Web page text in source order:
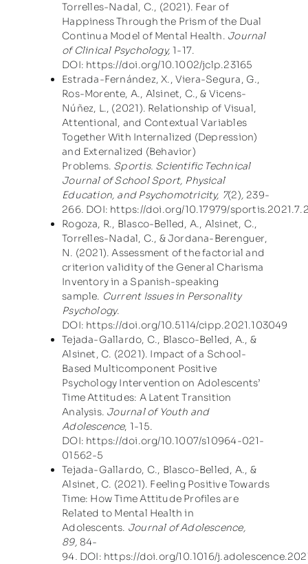
Torrelles-Nadal, C., (2021). Fear of
Happiness Through the Prism of the Dual
Continua Model of Mental Health. Journal
of Clinical Psychology,1-17.
DOI: https://doi.org/10.1002/jclp.23165
Estrada-Fernández, X., Viera-Segura, G.,
Ros-Morente, A., Alsinet, C., & Vicens-
Núñez, L., (2021). Relationship of Visual,
Attentional, and Contextual Variables
Together With Internalized (Depression)
and Externalized (Behavior)
Problems. Sportis. Scientific Technical
Journal of School Sport, Physical
Education, and Psychomotricity, 7(2), 239-
266. DOI: https://doi.org/10.17979/
Rogoza, R., Blasco-Belled, A., Alsinet, C.,
Torrelles-Nadal, C., & Jordana-Berenguer,
N. (2021). Assessment of the factorial and
criterion validity of the General Charisma
Inventory in a Spanish-speaking
sample. Current Issues in Personality
Psychology.
DOI: https://doi.org/10.5114/cipp.2021.103049
Tejada-Gallardo, C., Blasco-Belled, A., &
Alsinet, C. (2021). Impact of a School-
Based Multicomponent Positive
Psychology Intervention on Adolescents’
Time Attitudes: A Latent Transition
Analysis. Journal of Youth and
Adolescence, 1-15.
DOI: https://doi.org/10.1007/s10964-021-
01562-5
Tejada-Gallardo, C., Blasco-Belled, A., &
Alsinet, C. (2021). Feeling Positive Towards
Time: How Time Attitude Profiles are
Related to Mental Health in
Adolescents. Journal of Adolescence,
89, 84-
94. DOI: https://doi.org/10.1016/